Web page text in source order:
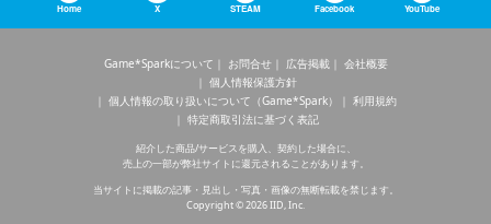
Home X STEAM Facebook YouTube
Game*Sparkについて お問合せ 広告掲載
会社概要
個人情報保護方針
個人情報の取り扱いについて（Game*Spark）
利用規約
特定商取引法に基づく表記
紹介した商品/サービスを購入、契約した場合に、
売上の一部が弊社サイトに還元されることがあります。
当サイトに掲載の記事・見出し・写真・画像の無断転載を禁じます。
Copyright © 2026 IID, Inc.